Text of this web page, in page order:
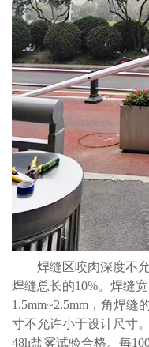
焊缝区咬肉深度不
焊缝总长的10%。焊缝
1.5mm~2.5mm，角焊缝
寸不允许小于设计尺寸
48h盐雾试验合格。每